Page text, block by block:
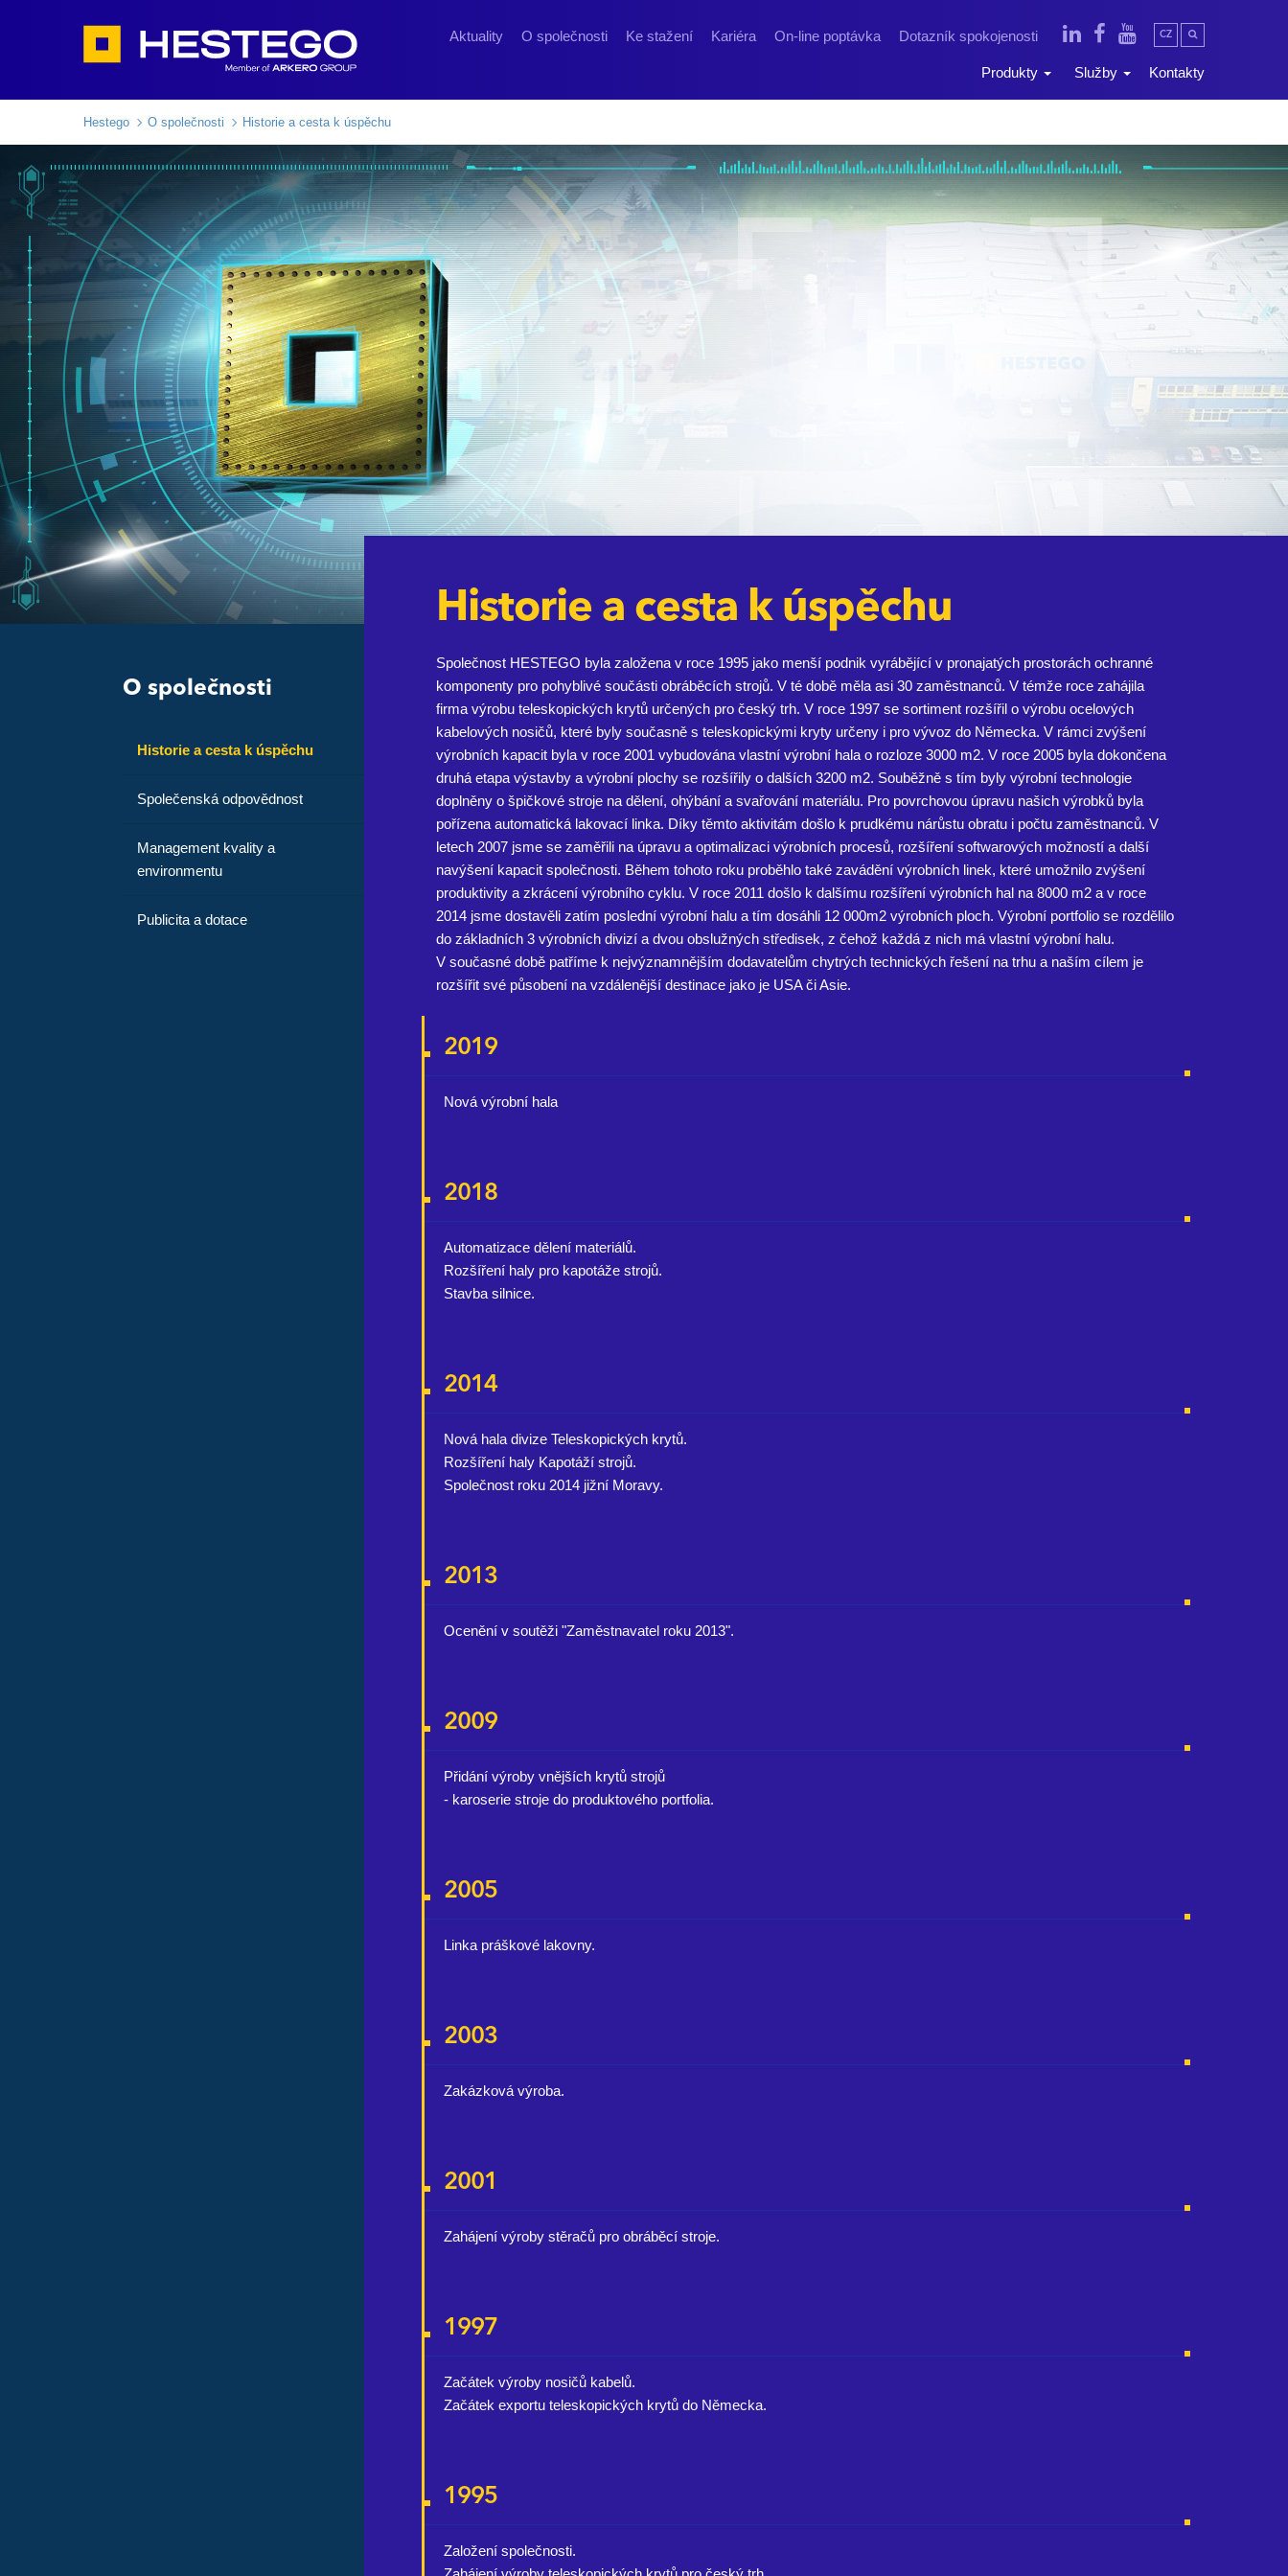
Aktuality O společnosti Ke stažení Kariéra On-line poptávka Dotazník spokojenosti CZ
Produkty Služby Kontakty
Hestego O společnosti Historie a cesta k úspěchu
O společnosti
Historie a cesta k úspěchu
Společenská odpovědnost
Management kvality a
environmentu
Publicita a dotace
Historie a cesta k úspěchu
Společnost HESTEGO byla založena v roce 1995 jako menší podnik vyrábějící v pronajatých prostorách ochranné
komponenty pro pohyblivé součásti obráběcích strojů. V té době měla asi 30 zaměstnanců. V témže roce zahájila
firma výrobu teleskopických krytů určených pro český trh. V roce 1997 se sortiment rozšířil o výrobu ocelových
kabelových nosičů, které byly současně s teleskopickými kryty určeny i pro vývoz do Německa. V rámci zvýšení
výrobních kapacit byla v roce 2001 vybudována vlastní výrobní hala o rozloze 3000 m2. V roce 2005 byla dokončena
druhá etapa výstavby a výrobní plochy se rozšířily o dalších 3200 m2. Souběžně s tím byly výrobní technologie
doplněny o špičkové stroje na dělení, ohýbání a svařování materiálu. Pro povrchovou úpravu našich výrobků byla
pořízena automatická lakovací linka. Díky těmto aktivitám došlo k prudkému nárůstu obratu i počtu zaměstnanců. V
letech 2007 jsme se zaměřili na úpravu a optimalizaci výrobních procesů, rozšíření softwarových možností a další
navýšení kapacit společnosti. Během tohoto roku proběhlo také zavádění výrobních linek, které umožnilo zvýšení
produktivity a zkrácení výrobního cyklu. V roce 2011 došlo k dalšímu rozšíření výrobních hal na 8000 m2 a v roce
2014 jsme dostavěli zatím poslední výrobní halu a tím dosáhli 12 000m2 výrobních ploch. Výrobní portfolio se rozdělilo
do základních 3 výrobních divizí a dvou obslužných středisek, z čehož každá z nich má vlastní výrobní halu.
V současné době patříme k nejvýznamnějším dodavatelům chytrých technických řešení na trhu a naším cílem je
rozšířit své působení na vzdálenější destinace jako je USA či Asie.
2019
Nová výrobní hala
2018
Automatizace dělení materiálů.
Rozšíření haly pro kapotáže strojů.
Stavba silnice.
2014
Nová hala divize Teleskopických krytů.
Rozšíření haly Kapotáží strojů.
Společnost roku 2014 jižní Moravy.
2013
Ocenění v soutěži "Zaměstnavatel roku 2013".
2009
Přidání výroby vnějších krytů strojů
- karoserie stroje do produktového portfolia.
2005
Linka práškové lakovny.
2003
Zakázková výroba.
2001
Zahájení výroby stěračů pro obráběcí stroje.
1997
Začátek výroby nosičů kabelů.
Začátek exportu teleskopických krytů do Německa.
1995
Založení společnosti.